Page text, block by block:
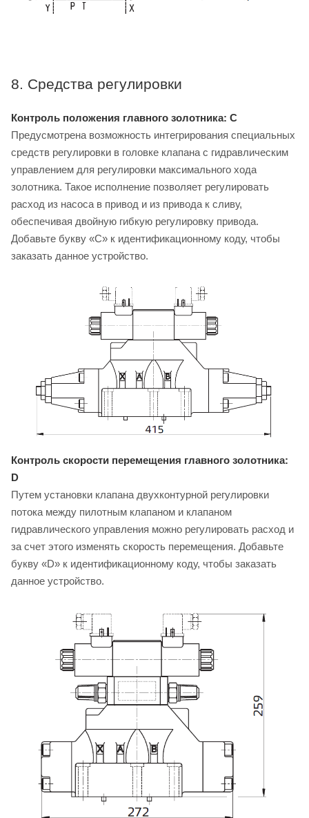
8. Средства регулировки
Контроль положения главного золотника: C
Предусмотрена возможность интегрирования специальных
средств регулировки в головке клапана с гидравлическим
управлением для регулировки максимального хода
золотника. Такое исполнение позволяет регулировать
расход из насоса в привод и из привода к сливу,
обеспечивая двойную гибкую регулировку привода.
Добавьте букву «C» к идентификационному коду, чтобы
заказать данное устройство.
Контроль скорости перемещения главного золотника:
D
Путем установки клапана двухконтурной регулировки
потока между пилотным клапаном и клапаном
гидравлического управления можно регулировать расход и
за счет этого изменять скорость перемещения. Добавьте
букву «D» к идентификационному коду, чтобы заказать
данное устройство.